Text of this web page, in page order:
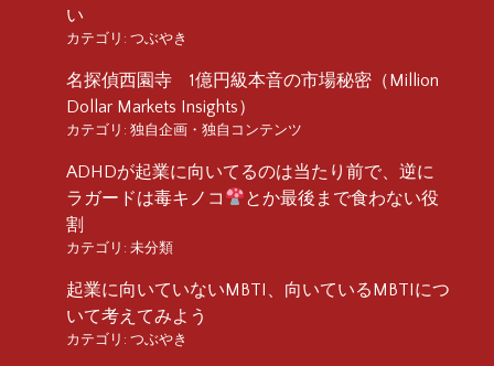
い
カテゴリ: つぶやき
名探偵西園寺 1億円級本音の市場秘密（Million
Dollar Markets Insights）
カテゴリ: 独自企画・独自コンテンツ
ADHDが起業に向いてるのは当たり前で、逆に
ラガードは毒キノコ
とか最後まで食わない役
割
カテゴリ: 未分類
起業に向いていないMBTI、向いているMBTIにつ
いて考えてみよう
カテゴリ: つぶやき